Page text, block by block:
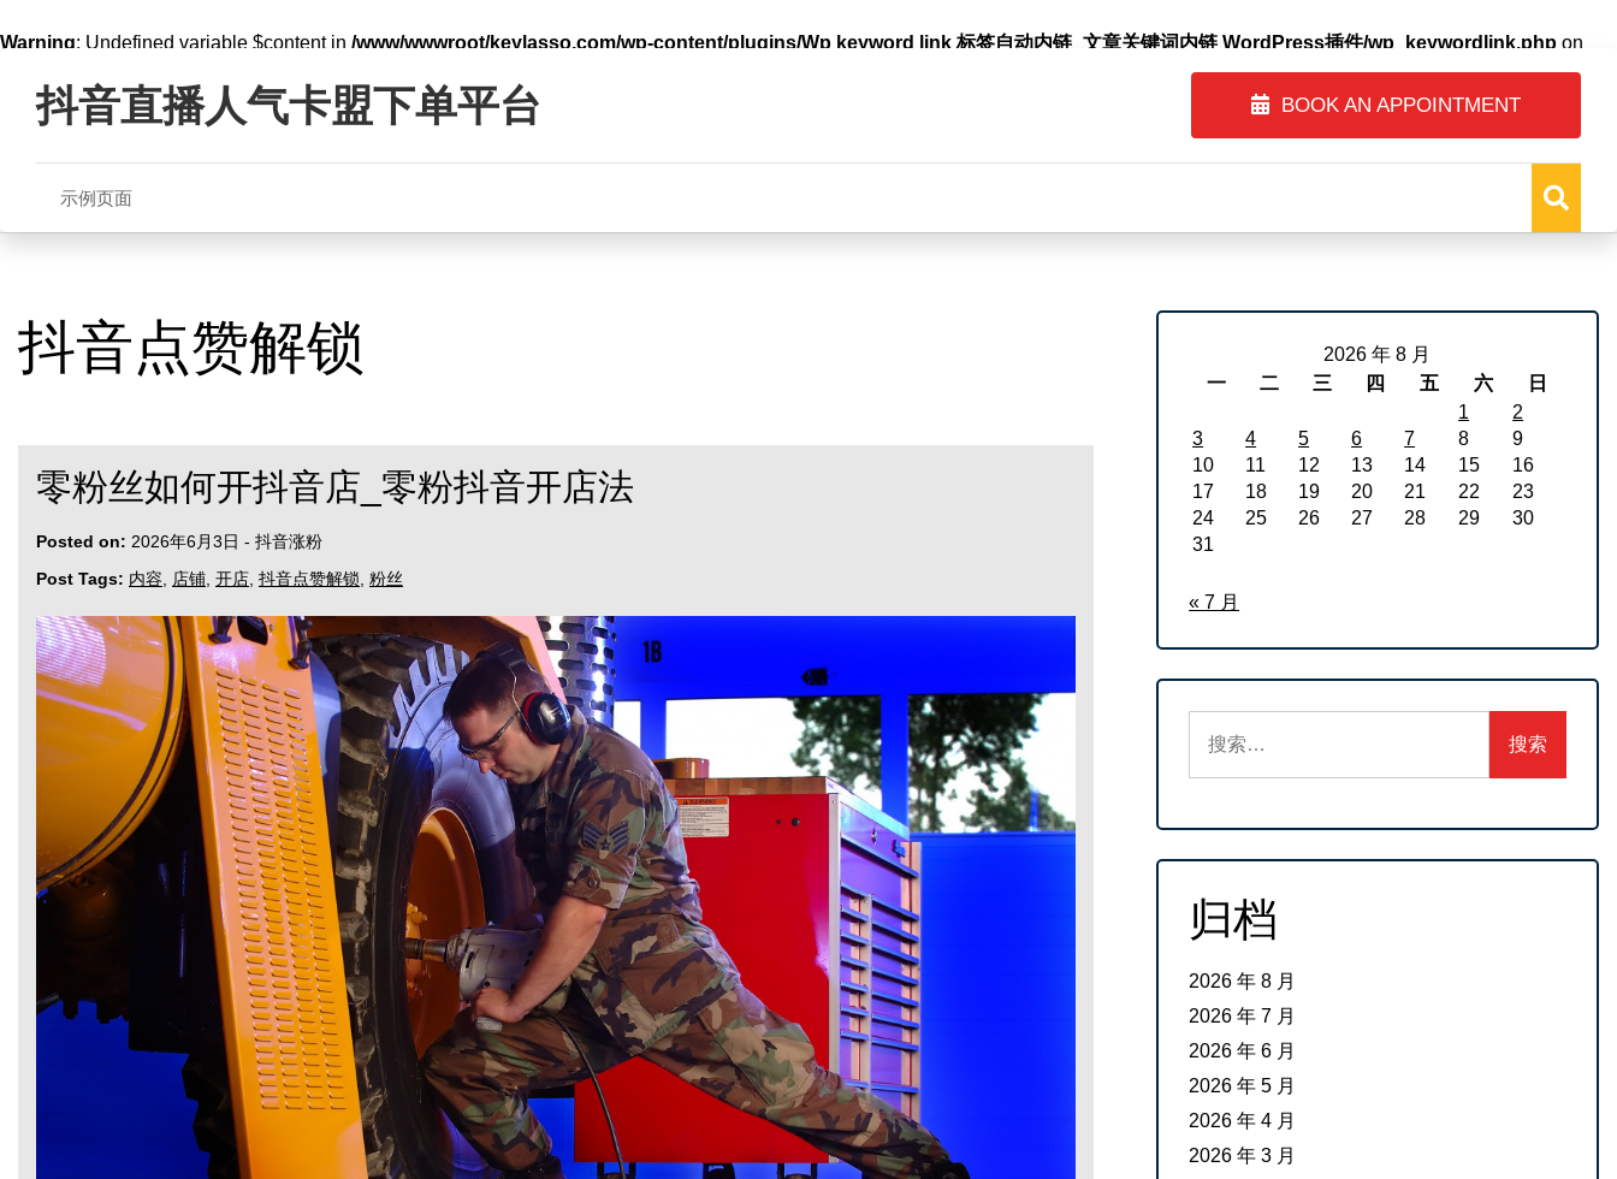
Warning: Undefined variable $content in /www/wwwroot/keylasso.com/wp-content/plugins/Wp keyword link 标签自动内链_文章关键词内链 WordPress插件/wp_keywordlink.php on
content抖音直播人气卡盟下单平台 BOOK AN APPOINTMENT
示例页面
抖音点赞解锁
零粉丝如何开抖音店_零粉抖音开店法
Posted on: 2026年6月3日 - 抖音涨粉
Post Tags: 内容 店铺 开店 抖音点赞解锁 粉丝
2026 年 8 月
一
二 三 四 五 六
日
1
2
3
4 5 6 7 8
9
10
11 12 13 14 15
16
17
18 19 20 21 22
23
24
25 26 27 28 29
30
31
« 7 月
索：
归档
2026 年 8 月
2026 年 7 月
2026 年 6 月
2026 年 5 月
2026 年 4 月
2026 年 3 月